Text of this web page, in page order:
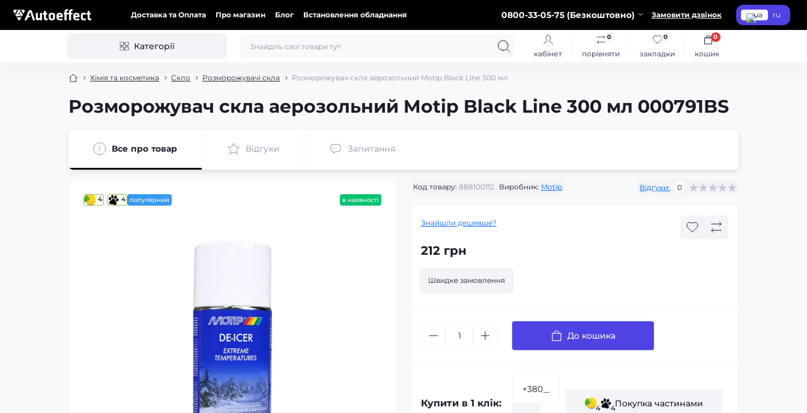
Доставка та Оплата Про магазин Блог Встановлення обладнання 0800-33-05-75 (Безкоштовно) Замовити дзвінок ua ru
Категорії
кабінет порівняти
0
закладки
0
кошик
0
Хімія та косметика Скло Розморожувачі скла Розморожувач скла аерозольний Motip Black Line 300 мл
Розморожувач скла аерозольний Motip Black Line 300 мл 000791BS
Все про товар Відгуки Запитання
4 4 популярний в наявності
Код товару: 888100112 Виробник: Motip Відгуки: 0
Знайшли дешевше?
212 грн
Швидке замовлення
До кошика
Купити в 1 клік: 4 4Покупка частинами